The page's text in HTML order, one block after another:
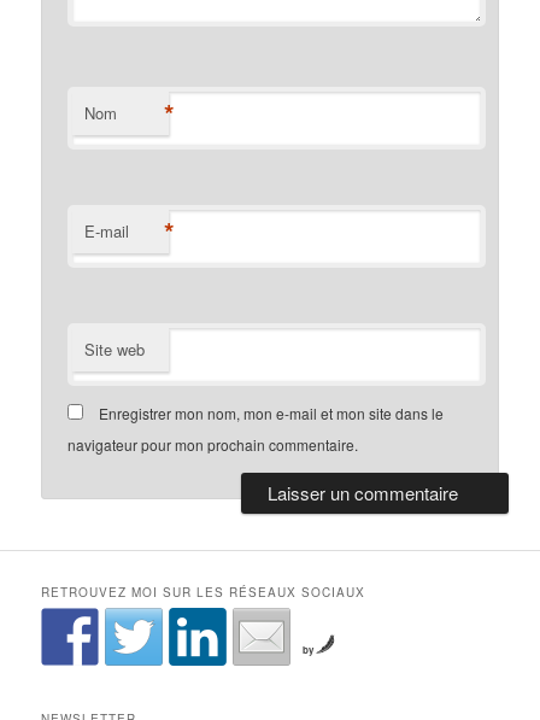
Nom *
E-mail *
Site web
Enregistrer mon nom, mon e-mail et mon site dans le
navigateur pour mon prochain commentaire.
RETROUVEZ MOI SUR LES RÉSEAUX SOCIAUX
by